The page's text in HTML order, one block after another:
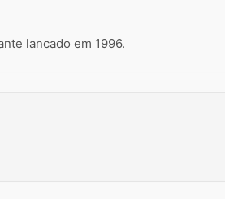
lancado em 1996.